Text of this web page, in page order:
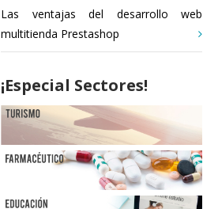
Las ventajas del desarrollo web
multitienda Prestashop
¡Especial Sectores!